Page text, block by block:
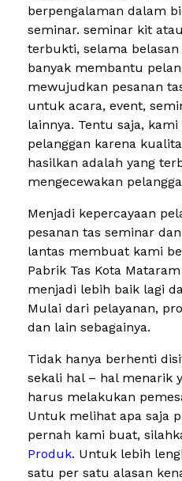
berpengalaman dalam
seminar. seminar kit
terbukti, selama
banyak membantu
mewujudkan pesanan
untuk acara, event,
lainnya. Tentu saja,
pelanggan karena
hasilkan adalah yang
mengecewakan
Menjadi kepercayaan
pesanan tas seminar
lantas membuat kami
Pabrik Tas Kota
menjadi lebih baik lagi
Mulai dari pelayanan,
dan lain sebagainya.
Tidak hanya berhenti
sekali hal – hal menarik
harus melakukan
Untuk melihat apa saja
pernah kami buat,
Produk. Untuk lebih
satu per satu alasan